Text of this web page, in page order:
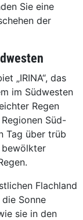
Sie eine
der
„IRINA“, das
im Südwesten
Regen
Süd-
Tag über trüb
bewölkter
Flachland
Sonne
sie in den